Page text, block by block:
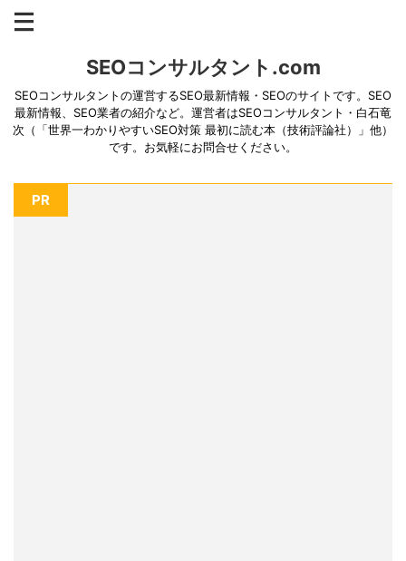
SEOコンサルタント.com
SEOコンサルタントの運営するSEO最新情報・SEOのサイトです。SEO
最新情報、SEO業者の紹介など。運営者はSEOコンサルタント・白石竜
次（「世界一わかりやすいSEO対策 最初に読む本（技術評論社）」他）
です。お気軽にお問合せください。
PR